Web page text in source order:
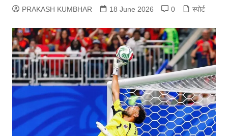
PRAKASH KUMBHAR 18 June 2026 0 स्पोर्ट